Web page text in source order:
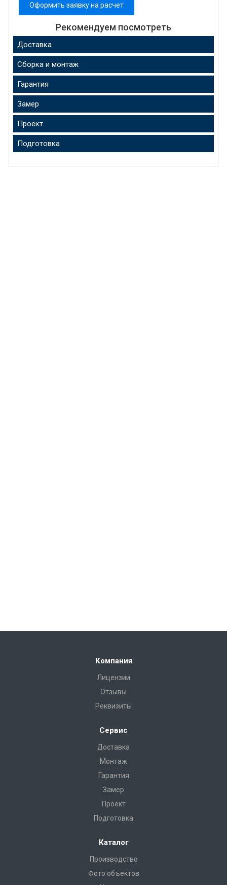
Оформить заявку на расчет
Рекомендуем посмотреть
Доставка
Сборка и монтаж
Гарантия
Замер
Проект
Подготовка
Компания
Лицензии
Отзывы
Реквизиты
Сервис
Доставка
Монтаж
Гарантия
Замер
Проект
Подготовка
Каталог
Производство
Фото объектов